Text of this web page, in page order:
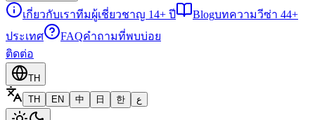
เกี่ยวกับเราทีมผู้เชี่ยวชาญ 14+ ปี Blogบทความวีซ่า 44+
ประเทศ
FAQคำถามที่พบบ่อย
ติดต่อ
TH
TH
EN 中 日 한 ع